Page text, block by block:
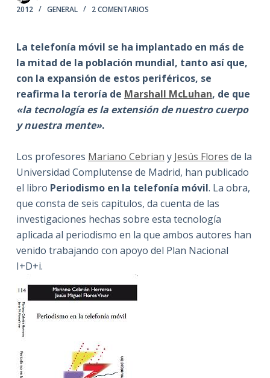
2012
GENERAL 2 COMENTARIOS
La telefonía móvil se ha implantado en más de
la mitad de la población mundial, tanto así que,
con la expansión de estos periféricos, se
reafirma la teroría de Marshall McLuhan, de que
«la tecnología es la extensión de nuestro cuerpo
y nuestra mente».
Los profesores Mariano Cebrian y Jesús Flores de la
Universidad Complutense de Madrid, han publicado
el libro Periodismo en la telefonía móvil. La obra,
que consta de seis capitulos, da cuenta de las
investigaciones hechas sobre esta tecnología
aplicada al periodismo en la que ambos autores han
venido trabajando con apoyo del Plan Nacional
I+D+i.